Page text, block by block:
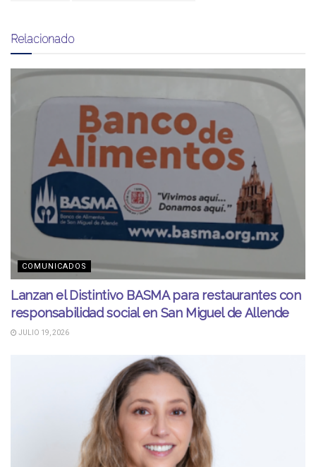
Relacionado
COMUNICADOS
Lanzan el Distintivo BASMA para restaurantes con
responsabilidad social en San Miguel de Allende
JULIO 19, 2026